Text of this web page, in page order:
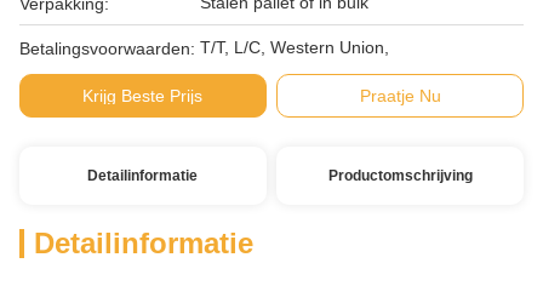
Betalingsvoorwaarden: T/T, L/C, Western Union,
Krijg Beste Prijs Praatje Nu
Detailinformatie Productomschrijving
Detailinformatie